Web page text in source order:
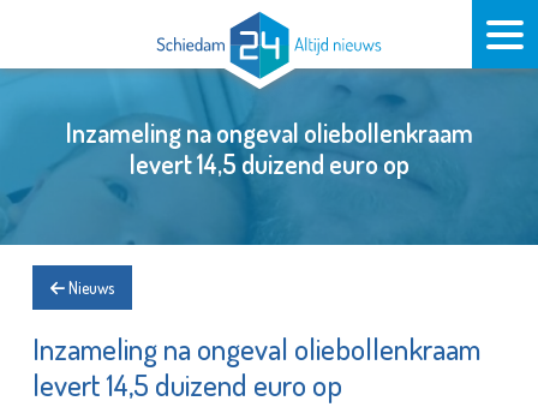
Inzameling na ongeval oliebollenkraam
levert 14,5 duizend euro op
Nieuws
Inzameling na ongeval oliebollenkraam
levert 14,5 duizend euro op